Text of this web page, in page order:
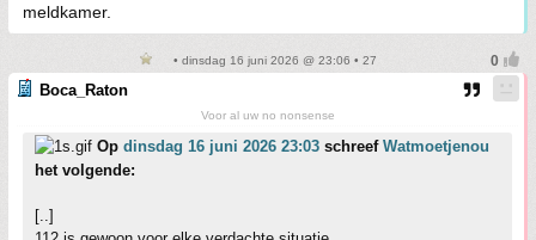
meldkamer.
• dinsdag 16 juni 2026 @ 23:06 • 27
Boca_Raton
Voor al uw no nonsense
Op dinsdag 16 juni 2026 23:03 schreef Watmoetjenou
het volgende:
[..]